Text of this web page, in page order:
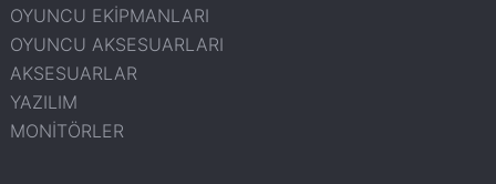
OYUNCU EKİPMANLARI
OYUNCU AKSESUARLARI
AKSESUARLAR
YAZILIM
MONİTÖRLER